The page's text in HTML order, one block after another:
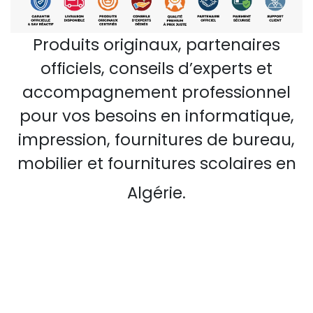
Produits originaux, partenaires
officiels, conseils d’experts et
accompagnement professionnel
pour vos besoins en informatique,
impression, fournitures de bureau,
mobilier et fournitures scolaires en
Algérie.